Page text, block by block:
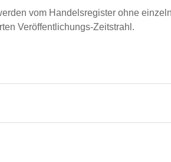
vom Handelsregister ohne
Veröffentlichungs-Zeitstrahl.